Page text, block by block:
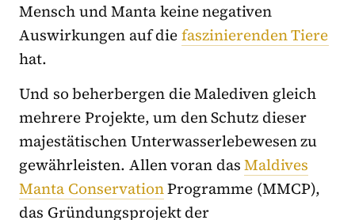
Mensch und Manta keine negativen
Auswirkungen auf diefaszinierenden Tiere
hat.
Und so beherbergen die Malediven gleich
mehrere Projekte, um den Schutz dieser
majestätischen Unterwasserlebewesen zu
gewährleisten. Allen voran dasMaldives
Manta ConservationProgramme (MMCP),
das Gründungsprojekt der